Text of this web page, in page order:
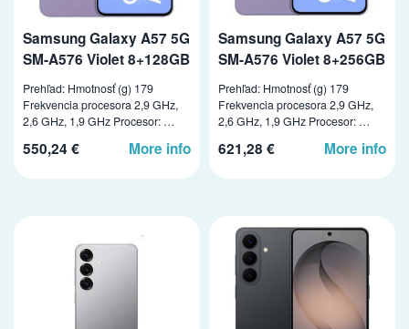
Samsung Galaxy A57 5G
SM-A576 Violet 8+128GB
Prehľad: Hmotnosť (g) 179
Frekvencia procesora 2,9 GHz,
2,6 GHz, 1,9 GHz Procesor: …
550,24 € More info
Samsung Galaxy A57 5G
SM-A576 Violet 8+256GB
Prehľad: Hmotnosť (g) 179
Frekvencia procesora 2,9 GHz,
2,6 GHz, 1,9 GHz Procesor: …
621,28 € More info